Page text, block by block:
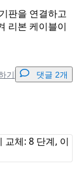
판을 연결하고
리본 케이블이
기 댓글 2개